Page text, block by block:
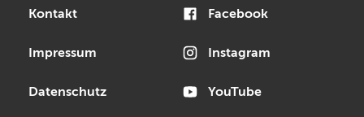
Kontakt
Impressum
Datenschutz
Facebook
Instagram
YouTube